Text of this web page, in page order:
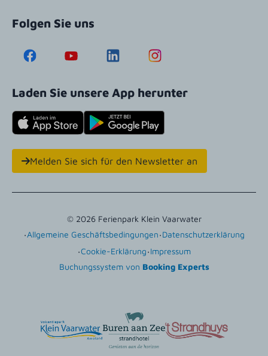
Folgen Sie uns
Laden Sie unsere App herunter
Melden Sie sich für den Newsletter an
© 2026 Ferienpark Klein Vaarwater
·Allgemeine Geschäftsbedingungen·Datenschutzerklärung
·Cookie-Erklärung·Impressum
Buchungssystem von Booking Experts